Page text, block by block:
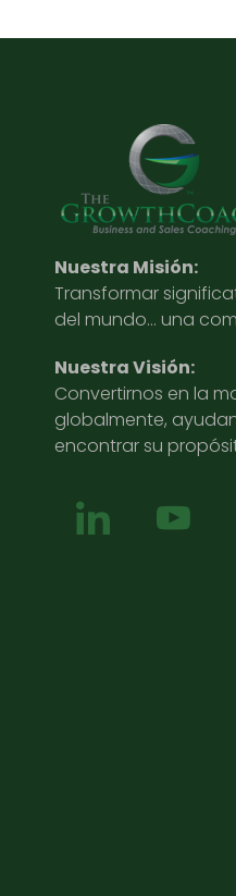
Nuestra Misión:
Transformar
del mundo… una
Nuestra Visión:
Convertirnos en la
globalmente,
encontrar su